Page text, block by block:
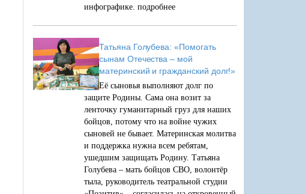
инфографике. подробнее
Татьяна Голубева: «Помогать
сынам Отечества – мой
материнский и гражданский долг!»
Её сыновья выполняют долг по
защите Родины. Сама она возит за
ленточку гуманитарный груз для наших
бойцов, потому что на войне чужих
сыновей не бывает. Материнская молитва
и поддержка нужна всем ребятам,
ушедшим защищать Родину. Татьяна
Голубева – мать бойцов СВО, волонтёр
тыла, руководитель театральной студии